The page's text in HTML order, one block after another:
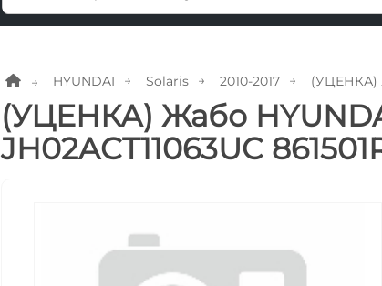
HYUNDAI Solaris 2010-2017 (УЦЕНКА)
(УЦЕНКА) Жабо
JH02ACT11063UC